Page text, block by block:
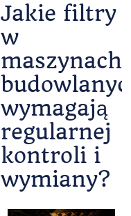
Jakie filtry
w
maszynach
budowlanych
wymagają
regularnej
kontroli i
wymiany?